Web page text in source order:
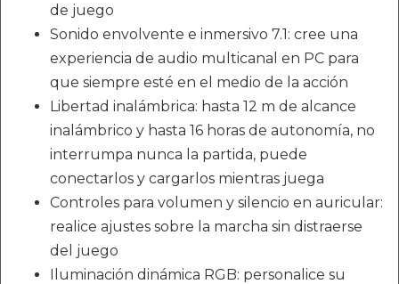
de juego
Sonido envolvente e inmersivo 7.1: cree una
experiencia de audio multicanal en PC para
que siempre esté en el medio de la acción
Libertad inalámbrica: hasta 12 m de alcance
inalámbrico y hasta 16 horas de autonomía, no
interrumpa nunca la partida, puede
conectarlos y cargarlos mientras juega
Controles para volumen y silencio en auricular:
realice ajustes sobre la marcha sin distraerse
del juego
Iluminación dinámica RGB: personalice su